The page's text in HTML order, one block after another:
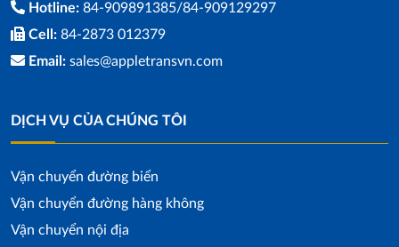
Hotline: 84-909891385/84-909129297
Cell: 84-2873 012379
Email: sales@appletransvn.com
DỊCH VỤ CỦA CHÚNG TÔI
Vận chuyển đường biển
Vận chuyển đường hàng không
Vận chuyển nội địa